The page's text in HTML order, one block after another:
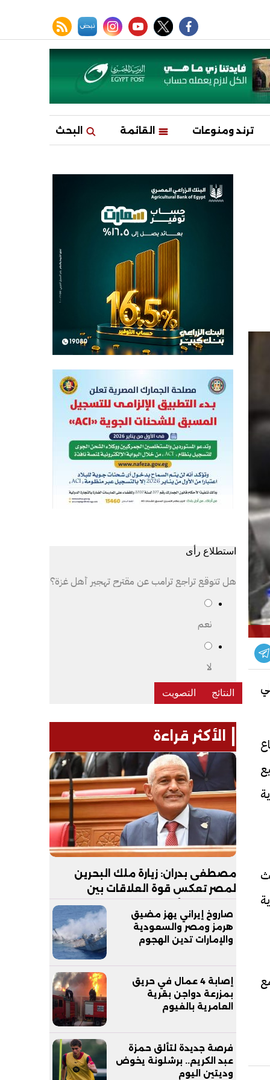
facebook
twitter
youtube
instagram
نبض rss feed
ترند ومنوعات القائمة البحث
استطلاع رأى
هل تتوقع تراجع ترامب عن مقترح تهجير أهل غزة؟
نعم
لا
الأكثر قراءة
مصطفى بدران: زيارة ملك البحرين
لمصر تعكس قوة العلاقات بين
البلدين.. والأمن القومي الخليجي جزء
لا يتجزأ من الأمن القومي المصري
صاروخ إيراني يهز مضيق
هرمز ومصر والسعودية
والإمارات تدين الهجوم
إصابة 4 عمال في حريق
بمزرعة دواجن بقرية
العامرية بالفيوم
فرصة جديدة لتألق حمزة
عبد الكريم.. برشلونة يخوض
وديتين اليوم